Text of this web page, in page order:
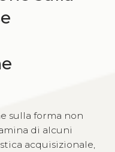
sulla forma non
di alcuni
acquisizionale,